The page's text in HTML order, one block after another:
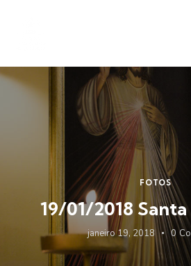
FOTOS
19/01/2018 Santa
janeiro 19, 2018 0